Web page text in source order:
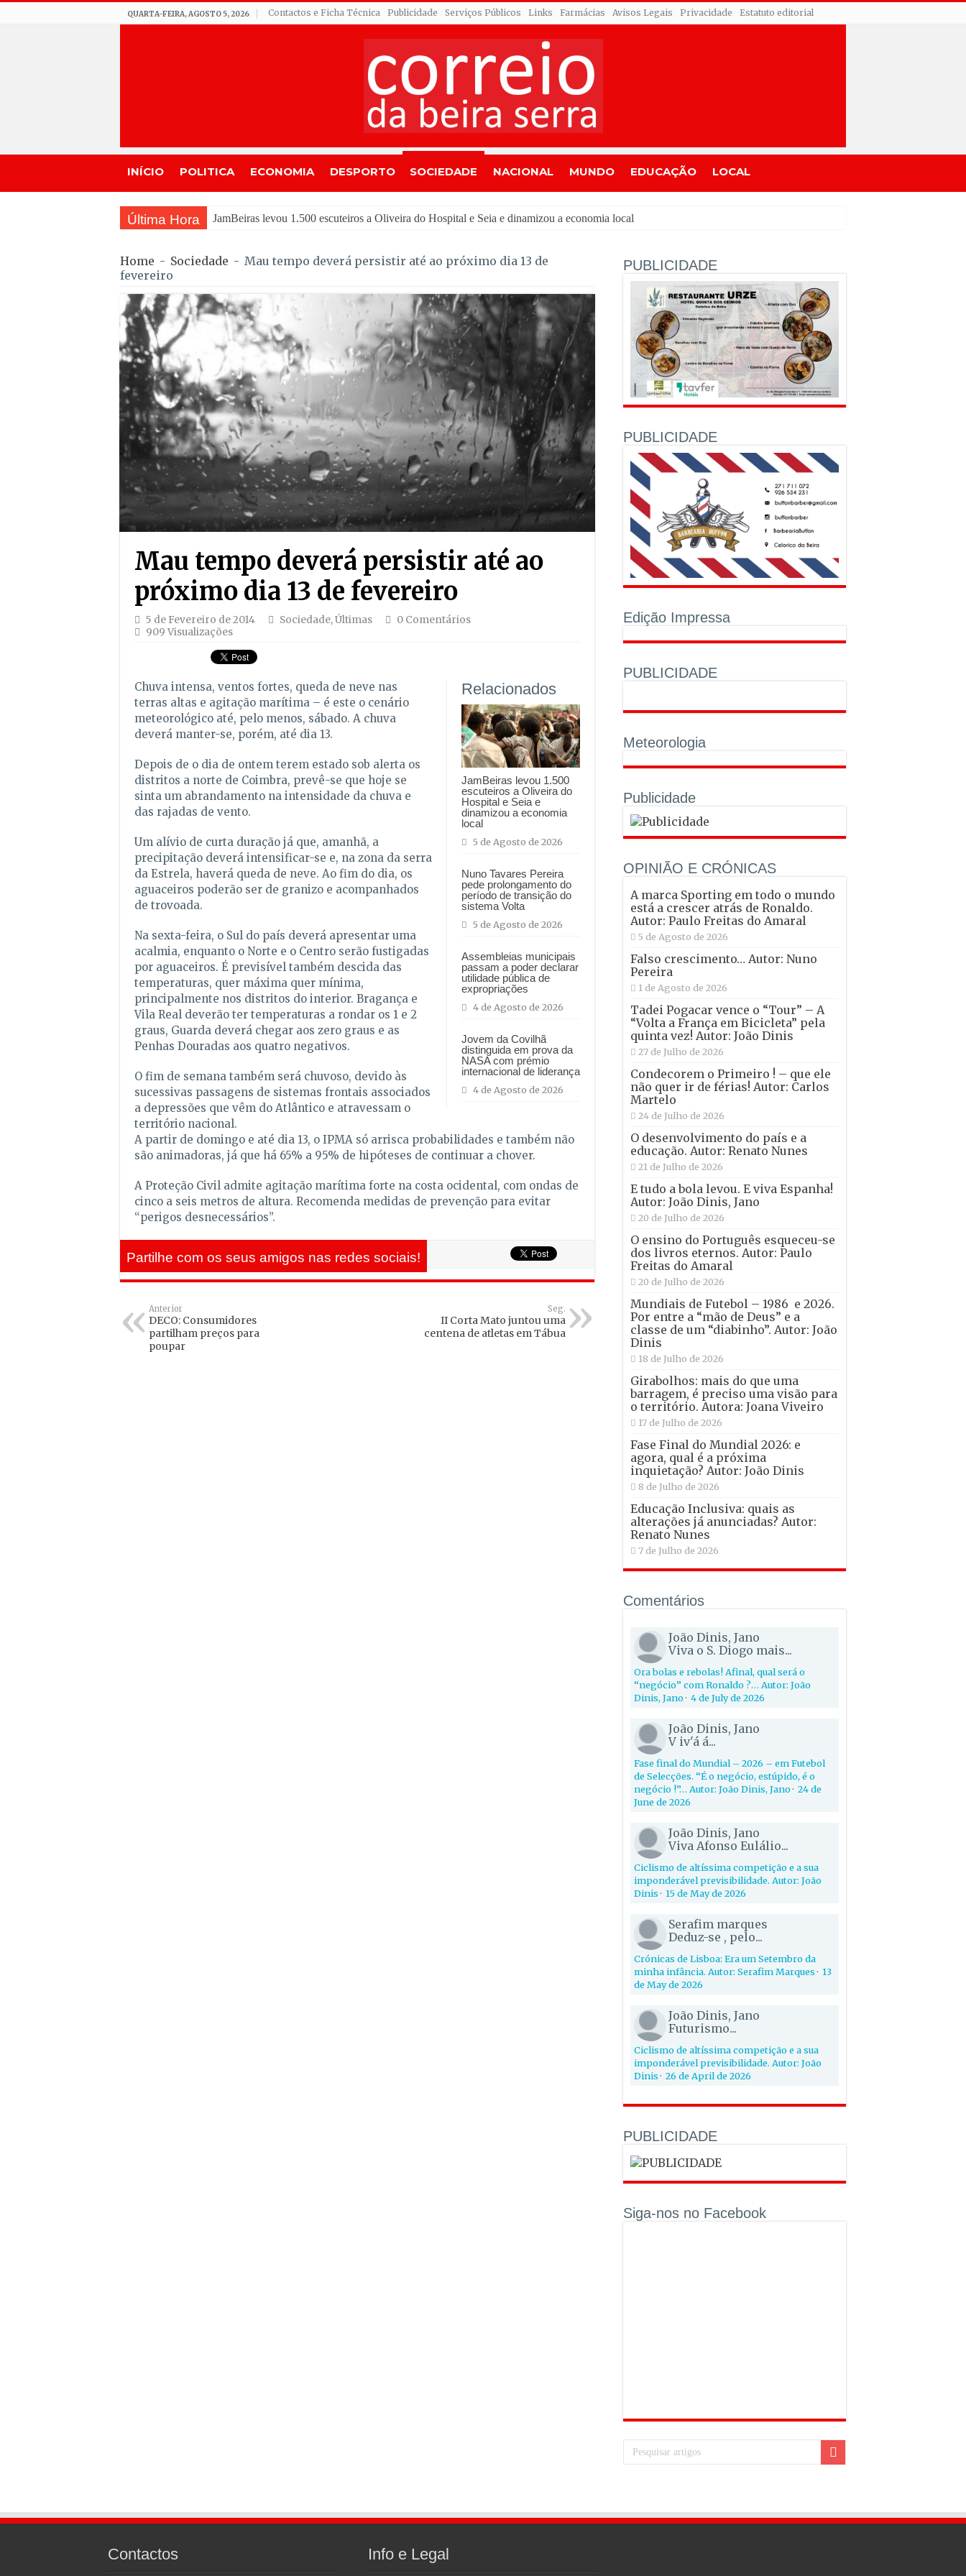
QUARTA-FEIRA, AGOSTO 5, 2026 Contactos e Ficha Técnica Publicidade Serviços Públicos Links Farmácias Avisos Legais Privacidade Estatuto editorial
INÍCIO POLITICA ECONOMIA DESPORTO SOCIEDADE NACIONAL MUNDO EDUCAÇÃO LOCAL
Última Hora Tradição d
Home - Sociedade - Mau tempo deverá persistir até ao próximo dia 13 de
fevereiro
Mau tempo deverá persistir até ao
próximo dia 13 de fevereiro
5 de Fevereiro de 2014 Sociedade,Últimas
0 Comentários
909 Visualizações
Relacionados
JamBeiras levou 1.500
escuteiros a Oliveira do
Hospital e Seia e
dinamizou a economia
local
5 de Agosto de 2026
Nuno Tavares Pereira
pede prolongamento do
período de transição do
sistema Volta
5 de Agosto de 2026
Assembleias municipais
passam a poder declarar
utilidade pública de
expropriações
4 de Agosto de 2026
Jovem da Covilhã
distinguida em prova da
NASA com prémio
internacional de liderança
4 de Agosto de 2026
Chuva intensa, ventos fortes, queda de neve nas
terras altas e agitação marítima – é este o cenário
meteorológico até, pelo menos, sábado. A chuva
deverá manter-se, porém, até dia 13.
Depois de o dia de ontem terem estado sob alerta os
distritos a norte de Coimbra, prevê-se que hoje se
sinta um abrandamento na intensidade da chuva e
das rajadas de vento.
Um alívio de curta duração já que, amanhã, a
precipitação deverá intensificar-se e, na zona da serra
da Estrela, haverá queda de neve. Ao fim do dia, os
aguaceiros poderão ser de granizo e acompanhados
de trovoada.
Na sexta-feira, o Sul do país deverá apresentar uma
acalmia, enquanto o Norte e o Centro serão fustigadas
por aguaceiros. É previsível também descida das
temperaturas, quer máxima quer mínima,
principalmente nos distritos do interior. Bragança e
Vila Real deverão ter temperaturas a rondar os 1 e 2
graus, Guarda deverá chegar aos zero graus e as
Penhas Douradas aos quatro negativos.
O fim de semana também será chuvoso, devido às
sucessivas passagens de sistemas frontais associados
a depressões que vêm do Atlântico e atravessam o
território nacional.
A partir de domingo e até dia 13, o IPMA só arrisca probabilidades e também não
são animadoras, já que há 65% a 95% de hipóteses de continuar a chover.
A Proteção Civil admite agitação marítima forte na costa ocidental, com ondas de
cinco a seis metros de altura. Recomenda medidas de prevenção para evitar
“perigos desnecessários”.
Partilhe com os seus amigos nas redes sociais!
Anterior
DECO: Consumidores
partilham preços para
poupar
Seg.
II Corta Mato juntou uma
centena de atletas em Tábua
PUBLICIDADE
PUBLICIDADE
Edição Impressa
PUBLICIDADE
Meteorologia
Publicidade
OPINIÃO E CRÓNICAS
A marca Sporting em todo o mundo
está a crescer atrás de Ronaldo.
Autor: Paulo Freitas do Amaral
5 de Agosto de 2026
Falso crescimento… Autor: Nuno
Pereira
1 de Agosto de 2026
Tadei Pogacar vence o “Tour” – A
“Volta a França em Bicicleta” pela
quinta vez! Autor: João Dinis
27 de Julho de 2026
Condecorem o Primeiro ! – que ele
não quer ir de férias! Autor: Carlos
Martelo
24 de Julho de 2026
O desenvolvimento do país e a
educação. Autor: Renato Nunes
21 de Julho de 2026
E tudo a bola levou. E viva Espanha!
Autor: João Dinis, Jano
20 de Julho de 2026
O ensino do Português esqueceu-se
dos livros eternos. Autor: Paulo
Freitas do Amaral
20 de Julho de 2026
Mundiais de Futebol – 1986 e 2026.
Por entre a “mão de Deus” e a
classe de um “diabinho”. Autor: João
Dinis
18 de Julho de 2026
Girabolhos: mais do que uma
barragem, é preciso uma visão para
o território. Autora: Joana Viveiro
17 de Julho de 2026
Fase Final do Mundial 2026: e
agora, qual é a próxima
inquietação? Autor: João Dinis
8 de Julho de 2026
Educação Inclusiva: quais as
alterações já anunciadas? Autor:
Renato Nunes
7 de Julho de 2026
Comentários
João Dinis, Jano
Viva o S. Diogo mais...
Ora bolas e rebolas! Afinal, qual será o
“negócio” com Ronaldo ?… Autor: João
Dinis, Jano· 4 de July de 2026
João Dinis, Jano
V iv'á á...
Fase final do Mundial – 2026 – em Futebol
de Selecções. “É o negócio, estúpido, é o
negócio !”… Autor: João Dinis, Jano· 24 de
June de 2026
João Dinis, Jano
Viva Afonso Eulálio...
Ciclismo de altíssima competição e a sua
imponderável previsibilidade. Autor: João
Dinis· 15 de May de 2026
Serafim marques
Deduz-se , pelo...
Crónicas de Lisboa: Era um Setembro da
minha infância. Autor: Serafim Marques· 13
de May de 2026
João Dinis, Jano
Futurismo...
Ciclismo de altíssima competição e a sua
imponderável previsibilidade. Autor: João
Dinis· 26 de April de 2026
PUBLICIDADE
Siga-nos no Facebook
Contactos Info e Legal